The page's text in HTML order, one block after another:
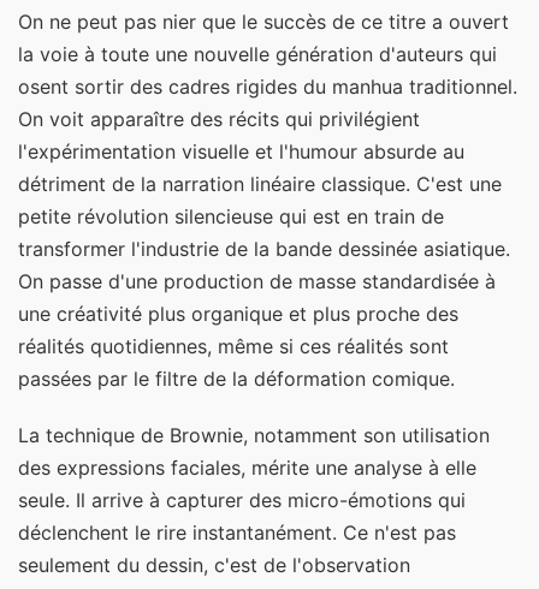
On ne peut pas nier que le succès de ce titre a ouvert
la voie à toute une nouvelle génération d'auteurs qui
osent sortir des cadres rigides du manhua traditionnel.
On voit apparaître des récits qui privilégient
l'expérimentation visuelle et l'humour absurde au
détriment de la narration linéaire classique. C'est une
petite révolution silencieuse qui est en train de
transformer l'industrie de la bande dessinée asiatique.
On passe d'une production de masse standardisée à
une créativité plus organique et plus proche des
réalités quotidiennes, même si ces réalités sont
passées par le filtre de la déformation comique.
La technique de Brownie, notamment son utilisation
des expressions faciales, mérite une analyse à elle
seule. Il arrive à capturer des micro-émotions qui
déclenchent le rire instantanément. Ce n'est pas
seulement du dessin, c'est de l'observation